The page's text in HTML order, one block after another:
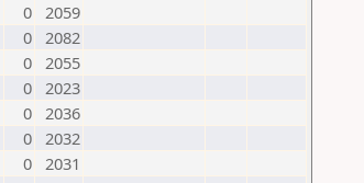
0 2059
0 2082
0 2055
0 2023
0 2036
0 2032
0 2031